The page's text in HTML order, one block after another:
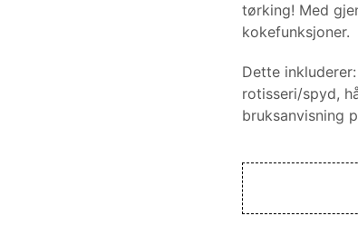
tørking! Med
kokefunksjoner.
Dette
rotisseri/spyd,
bruksanvisning